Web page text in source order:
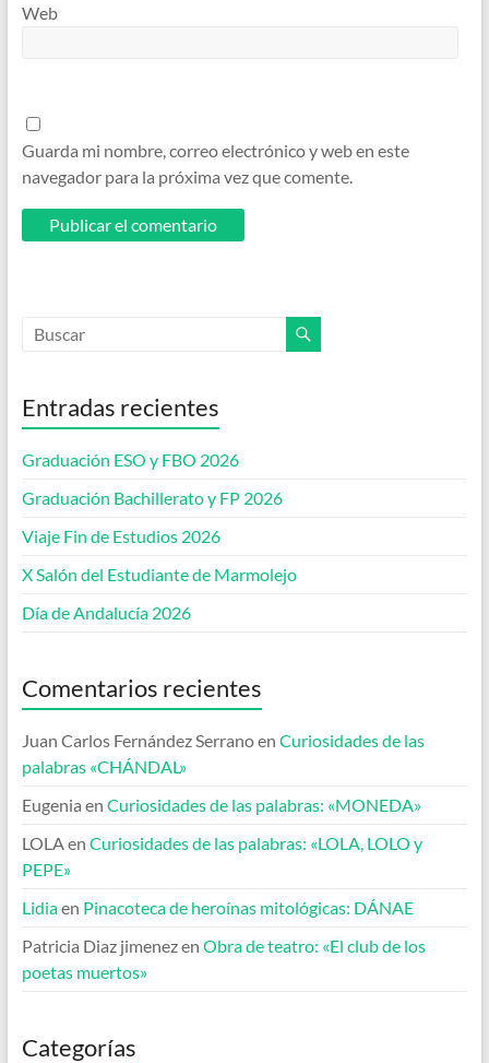
Web
Guarda mi nombre, correo electrónico y web en este
navegador para la próxima vez que comente.
Entradas recientes
Graduación ESO y FBO 2026
Graduación Bachillerato y FP 2026
Viaje Fin de Estudios 2026
X Salón del Estudiante de Marmolejo
Día de Andalucía 2026
Comentarios recientes
Juan Carlos Fernández Serranoen Curiosidades de las
palabras «CHÁNDAL»
Eugenia en Curiosidades de las palabras: «MONEDA»
LOLA en Curiosidades de las palabras: «LOLA, LOLO y
PEPE»
Lidiaen Pinacoteca de heroínas mitológicas: DÁNAE
Patricia Diaz jimenezen Obra de teatro: «El club de los
poetas muertos»
Categorías